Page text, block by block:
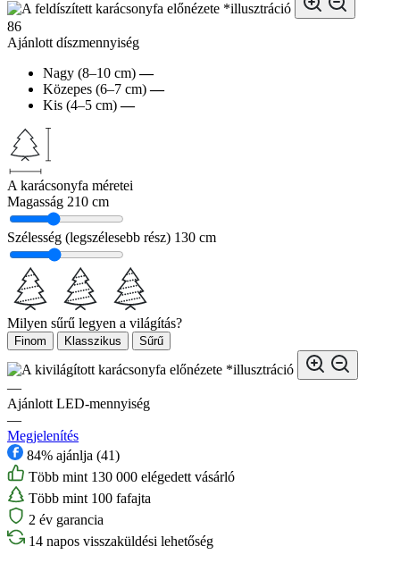
*illusztráció
86
Ajánlott díszmennyiség
Nagy (8–10 cm) —
Közepes (6–7 cm) —
Kis (4–5 cm) —
A karácsonyfa méretei
Magasság 210 cm
Szélesség (legszélesebb rész) 130 cm
Milyen sűrű legyen a világítás?
Finom Klasszikus Sűrű
*illusztráció
—
Ajánlott LED-mennyiség
—
Megjelenítés
84% ajánlja (41)
Több mint 130 000 elégedett vásárló
Több mint 100 fafajta
2 év garancia
14 napos visszaküldési lehetőség